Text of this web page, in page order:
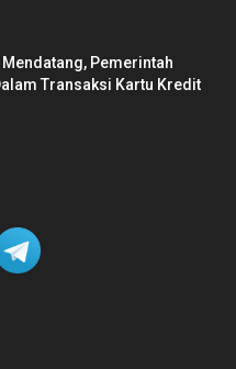
Pemerintah
Transaksi Kartu Kredit